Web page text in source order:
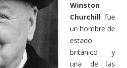
Winston
Churchill fue
un hombre de
estado
británico y
una de las